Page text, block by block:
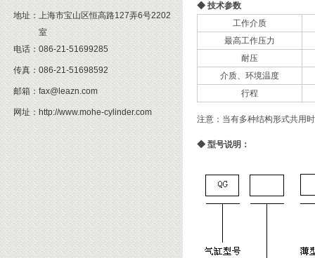
地址： 上海市宝山区恒高路127弄6号2202
室
电话： 086-21-51699285
传真： 086-21-51698592
邮箱： fax@leazn.com
网址： http://www.mohe-cylinder.com
◆ 技术参数
工作介质
最高工作压力
耐压
介质、环境温度
行程
注意：当有多种结构形式共用
◆ 型号说明：